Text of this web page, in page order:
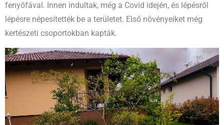
fenyőfával. Innen indultak, még a Covid idején, és lépésről
lépésre népesítették be a területet. Első növényeiket még
kertészeti csoportokban kapták.